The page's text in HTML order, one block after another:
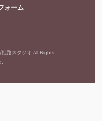
ォーム
路スタジオ All Rights